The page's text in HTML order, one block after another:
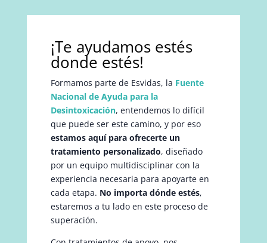
¡Te ayudamos estés
donde estés!
Formamos parte de Esvidas, la Fuente
Nacional de Ayuda para la
Desintoxicación, entendemos lo difícil
que puede ser este camino, y por eso
estamos aquí para ofrecerte un
tratamiento personalizado, diseñado
por un equipo multidisciplinar con la
experiencia necesaria para apoyarte en
cada etapa. No importa dónde estés,
estaremos a tu lado en este proceso de
superación.